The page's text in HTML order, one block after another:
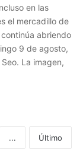
en las
el mercadillo de
abriendo
9 de agosto,
La imagen,
... Último